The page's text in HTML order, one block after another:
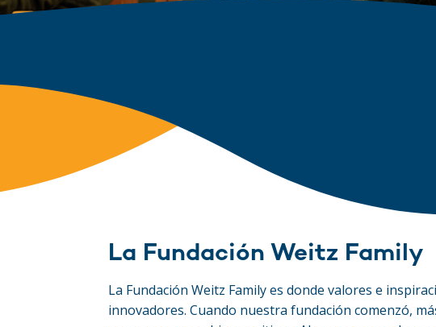
La Fundación Weitz Family
La Fundación Weitz Family es donde valores e
innovadores. Cuando nuestra fundación comenzó,